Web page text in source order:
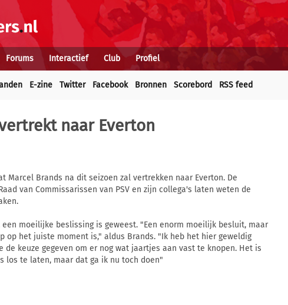
Forums Interactief Club Profiel
E-zine Twitter Facebook Bronnen Scorebord RSS feed
naar Everton
Marcel Brands na dit seizoen zal vertrekken naar Everton. De
van Commissarissen van PSV en zijn collega's laten weten de
moeilijke beslissing is geweest. "Een enorm moeilijk besluit, maar
op het juiste moment is," aldus Brands. "Ik heb het hier geweldig
de keuze gegeven om er nog wat jaartjes aan vast te knopen. Het is
los te laten, maar dat ga ik nu toch doen"